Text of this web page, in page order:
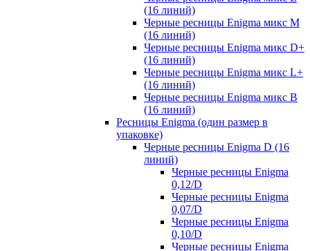
(16 линий)
Черные ресницы Enigma микс M
(16 линий)
Черные ресницы Enigma микс D+
(16 линий)
Черные ресницы Enigma микс L+
(16 линий)
Черные ресницы Enigma микс В
(16 линий)
Ресницы Enigma (один размер в
упаковке)
Черные ресницы Enigma D (16
линий)
Черные ресницы Enigma
0,12/D
Черные ресницы Enigma
0,07/D
Черные ресницы Enigma
0,10/D
Черные ресницы Enigma